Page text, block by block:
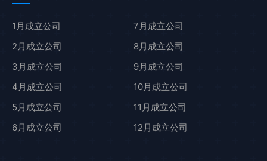
1月成立公司
2月成立公司
3月成立公司
4月成立公司
5月成立公司
6月成立公司
7月成立公司
8月成立公司
9月成立公司
10月成立公司
11月成立公司
12月成立公司